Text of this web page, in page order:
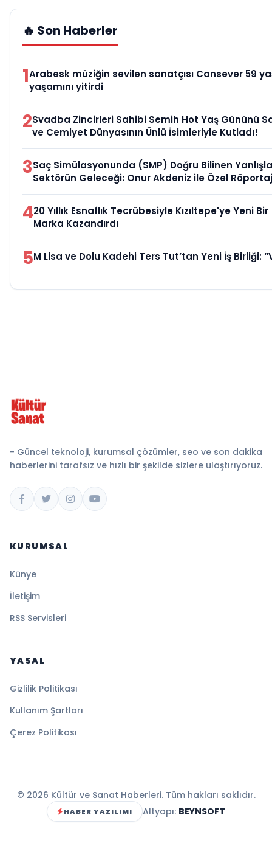
🔥 Son Haberler
1Arabesk müziğin sevilen sanatçısı Cansever 59
yaşamını yitirdi
2Svadba Zincirleri Sahibi Semih Hot Yaş Gününü
ve Cemiyet Dünyasının Ünlü İsimleriyle Kutladı!
3Saç Simülasyonunda (SMP) Doğru Bilinen
Sektörün Geleceği: Onur Akdeniz ile Özel Röportaj
420 Yıllık Esnaflık Tecrübesiyle Kızıltepe'ye Yeni Bir
Marka Kazandırdı
5M Lisa ve Dolu Kadehi Ters Tut’tan Yeni İş Birliği:
- Güncel teknoloji, kurumsal çözümler, seo ve son dakika
haberlerini tarafsız ve hızlı bir şekilde sizlere ulaştırıyoruz.
KURUMSAL
Künye
İletişim
RSS Servisleri
YASAL
Gizlilik Politikası
Kullanım Şartları
Çerez Politikası
© 2026 Kültür ve Sanat Haberleri. Tüm hakları saklıdır.
HABER YAZILIMI Altyapı: BEYNSOFT